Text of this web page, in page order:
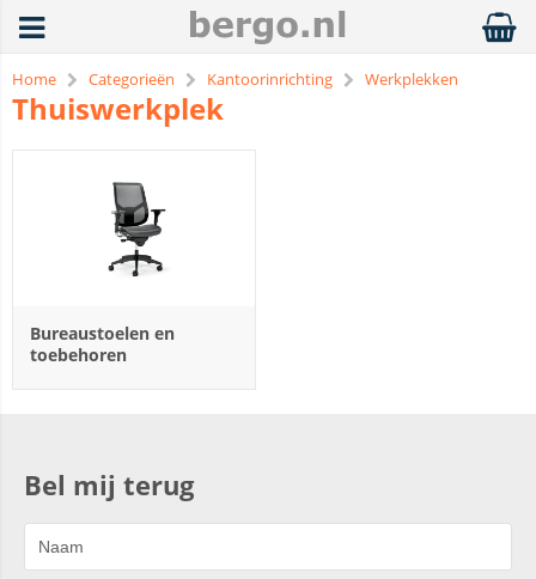
Home Categorieën Kantoorinrichting Werkplekken
Thuiswerkplek
Bureaustoelen en
toebehoren
Bel mij terug